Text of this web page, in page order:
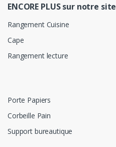
ENCORE PLUS sur notre site
Rangement Cuisine
Cape
Rangement lecture
Porte Papiers
Corbeille Pain
Support bureautique